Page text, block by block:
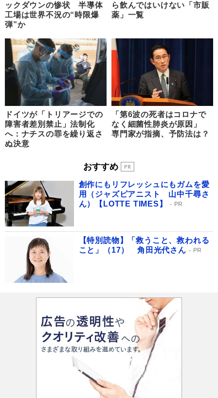
ックダウンの惨状 半導体
工場は世界不況の“時限爆
弾”か
ら飲んではいけない「市販
薬」一覧
ドイツが「トリアージでの
障害者差別禁止」法制化
へ：ナチスの罪を繰り返さ
ぬ決意
「第6波の死者はコロナで
なく細菌性肺炎が原因」
専門家が指摘、予防法は？
おすすめ
創作にもリフレッシュにもガムを愛
用（ジャズピアニスト 山中千尋さ
ん）【LOTTE TIMES】
PR
【特別読物】「救うこと、救われる
こと」（17） 角田光代さん
PR